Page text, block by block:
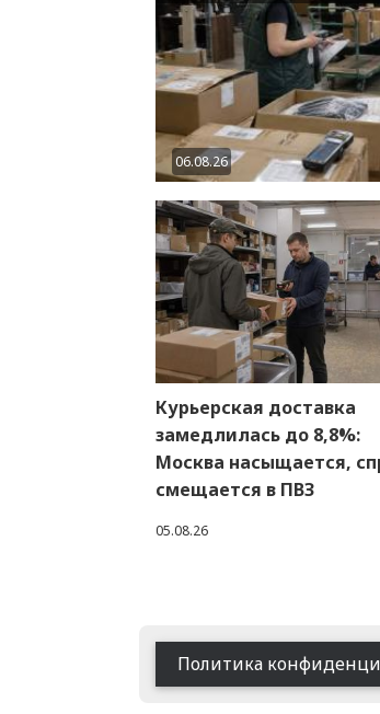
06.08.26
Курьерская доставка
замедлилась до 8,8%:
Москва насыщается,
смещается в ПВЗ
05.08.26
Footer
menu
Политика